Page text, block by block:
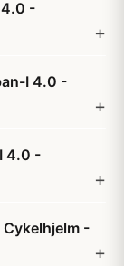
4.0 -
I 4.0 -
4.0 -
-